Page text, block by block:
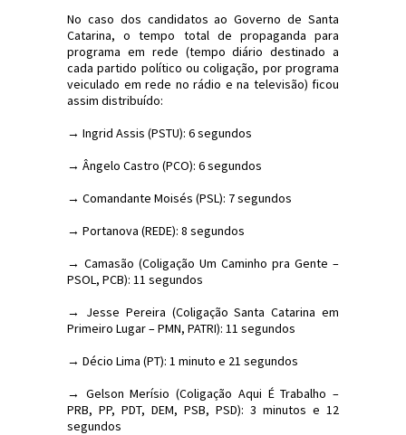
No caso dos candidatos ao Governo de Santa
Catarina, o tempo total de propaganda para
programa em rede (tempo diário destinado a
cada partido político ou coligação, por programa
veiculado em rede no rádio e na televisão) ficou
assim distribuído:
→ Ingrid Assis (PSTU): 6 segundos
→ Ângelo Castro (PCO): 6 segundos
→ Comandante Moisés (PSL): 7 segundos
→ Portanova (REDE): 8 segundos
→ Camasão (Coligação Um Caminho pra Gente –
PSOL, PCB): 11 segundos
→ Jesse Pereira (Coligação Santa Catarina em
Primeiro Lugar – PMN, PATRI): 11 segundos
→ Décio Lima (PT): 1 minuto e 21 segundos
→ Gelson Merísio (Coligação Aqui É Trabalho –
PRB, PP, PDT, DEM, PSB, PSD): 3 minutos e 12
segundos